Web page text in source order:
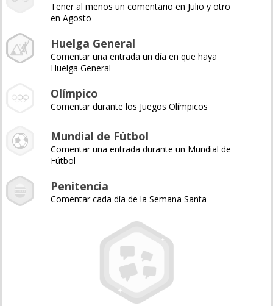
Tener al menos un comentario en Julio y otro
en Agosto
Huelga General
Comentar una entrada un día en que haya
Huelga General
Olímpico
Comentar durante los Juegos Olímpicos
Mundial de Fútbol
Comentar una entrada durante un Mundial de
Fútbol
Penitencia
Comentar cada día de la Semana Santa